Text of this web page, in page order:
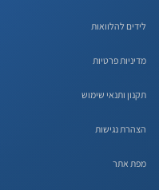
לידים להלוואות
מדיניות פרטיות
תקנון ותנאי שימוש
הצהרת נגישות
מפת אתר